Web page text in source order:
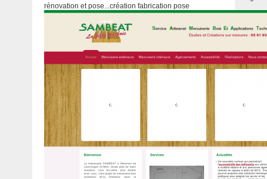
rénovation et pose...création fabrication pose